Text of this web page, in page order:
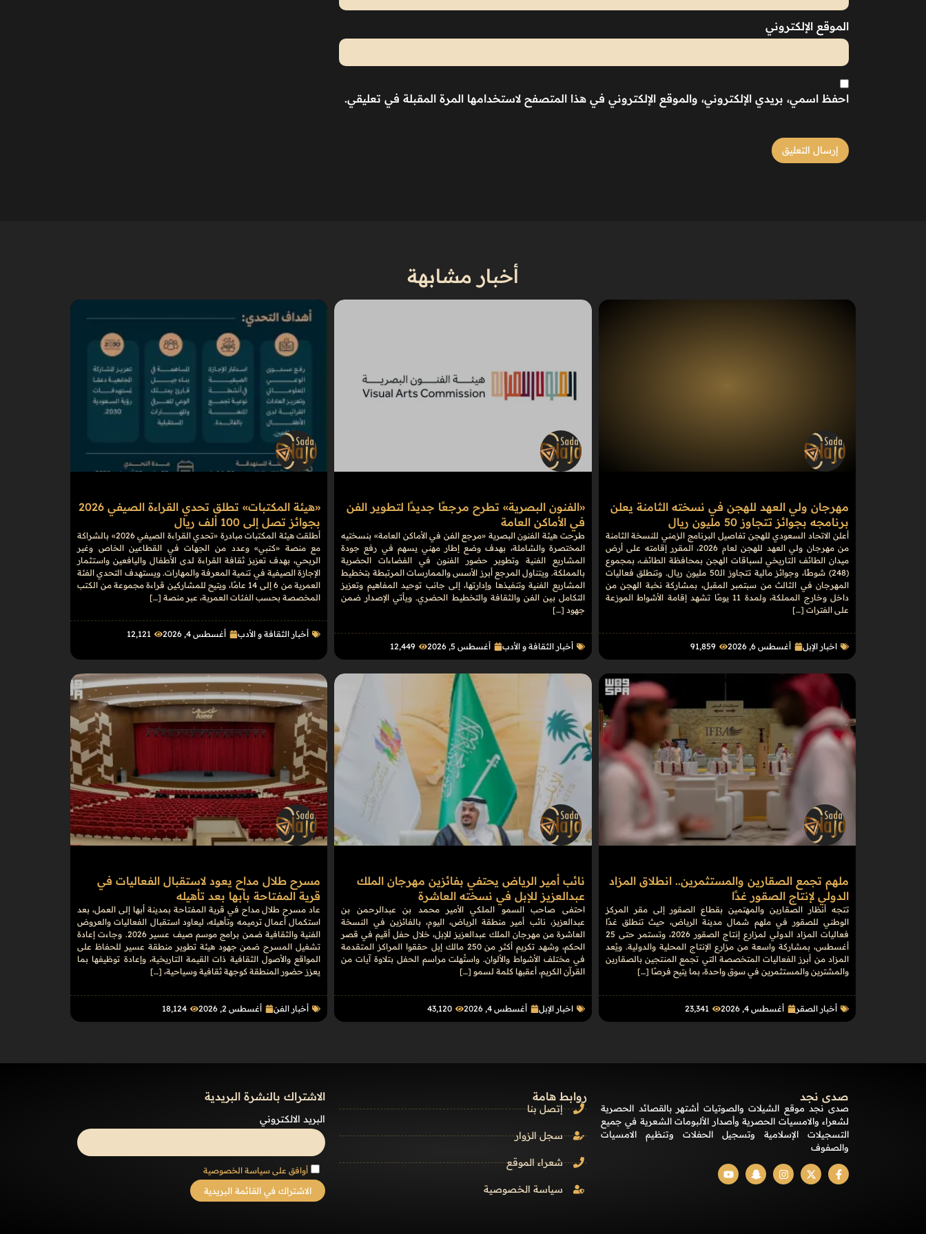
الموقع الإلكتروني
احفظ اسمي، بريدي الإلكتروني، والموقع الإلكتروني في هذا المتصفح لاستخدامها المرة المقبلة في تعليقي.
أخبار مشابهة
مهرجان ولي العهد للهجن في نسخته الثامنة يعلن
برنامجه بجوائز تتجاوز 50 مليون ريال
أعلن الاتحاد السعودي للهجن تفاصيل البرنامج الزمني للنسخة الثامنة
من مهرجان ولي العهد للهجن لعام 2026، المقرر إقامته على أرض
ميدان الطائف التاريخي لسباقات الهجن بمحافظة الطائف، بمجموع
(248) شوطًا، وجوائز مالية تتجاوز الـ50 مليون ريال. وتنطلق فعاليات
المهرجان في الثالث من سبتمبر المقبل، بمشاركة نخبة الهجن من
داخل وخارج المملكة، ولمدة 11 يومًا تشهد إقامة الأشواط الموزعة
على الفترات […]
اخبار الإبل أغسطس 6, 2026 91٬859
«الفنون البصرية» تطرح مرجعًا جديدًا لتطوير الفن
في الأماكن العامة
طرحت هيئة الفنون البصرية «مرجع الفن في الأماكن العامة» بنسختيه
المختصرة والشاملة، بهدف وضع إطار مهني يسهم في رفع جودة
المشاريع الفنية وتطوير حضور الفنون في الفضاءات الحضرية
بالمملكة. ويتناول المرجع أبرز الأسس والممارسات المرتبطة بتخطيط
المشاريع الفنية وتنفيذها وإدارتها، إلى جانب توحيد المفاهيم وتعزيز
التكامل بين الفن والثقافة والتخطيط الحضري. ويأتي الإصدار ضمن
جهود […]
أخبار الثقافة و الأدب أغسطس 5, 2026 12٬449
«هيئة المكتبات» تطلق تحدي القراءة الصيفي 2026
بجوائز تصل إلى 100 ألف ريال
أطلقت هيئة المكتبات مبادرة «تحدي القراءة الصيفي 2026» بالشراكة
مع منصة «كتبي» وعدد من الجهات في القطاعين الخاص وغير
الربحي، بهدف تعزيز ثقافة القراءة لدى الأطفال واليافعين واستثمار
الإجازة الصيفية في تنمية المعرفة والمهارات. ويستهدف التحدي الفئة
العمرية من 6 إلى 14 عامًا، ويتيح للمشاركين قراءة مجموعة من الكتب
المخصصة بحسب الفئات العمرية، عبر منصة […]
أخبار الثقافة و الأدب أغسطس 4, 2026 12٬121
ملهم تجمع الصقارين والمستثمرين.. انطلاق المزاد
الدولي لإنتاج الصقور غدًا
تتجه أنظار الصقارين والمهتمين بقطاع الصقور إلى مقر المركز
الوطني للصقور في ملهم شمال مدينة الرياض، حيث تنطلق غدًا
فعاليات المزاد الدولي لمزارع إنتاج الصقور 2026، وتستمر حتى 25
أغسطس، بمشاركة واسعة من مزارع الإنتاج المحلية والدولية. ويُعد
المزاد من أبرز الفعاليات المتخصصة التي تجمع المنتجين بالصقارين
والمشترين والمستثمرين في سوق واحدة، بما يتيح فرصًا […]
أخبار الصقر أغسطس 4, 2026 23٬341
نائب أمير الرياض يحتفي بفائزين مهرجان الملك
عبدالعزيز للإبل في نسخته العاشرة
احتفى صاحب السمو الملكي الأمير محمد بن عبدالرحمن بن
عبدالعزيز، نائب أمير منطقة الرياض، اليوم، بالفائزين في النسخة
العاشرة من مهرجان الملك عبدالعزيز للإبل، خلال حفل أقيم في قصر
الحكم، وشهد تكريم أكثر من 250 مالك إبل حققوا المراكز المتقدمة
في مختلف الأشواط والألوان. واستُهلت مراسم الحفل بتلاوة آيات من
القرآن الكريم، أعقبها كلمة لسمو […]
اخبار الإبل أغسطس 4, 2026 43٬120
مسرح طلال مداح يعود لاستقبال الفعاليات في
قرية المفتاحة بأبها بعد تأهيله
عاد مسرح طلال مداح في قرية المفتاحة بمدينة أبها إلى العمل، بعد
استكمال أعمال ترميمه وتأهيله، ليعاود استقبال الفعاليات والعروض
الفنية والثقافية ضمن برامج موسم صيف عسير 2026. وجاءت إعادة
تشغيل المسرح ضمن جهود هيئة تطوير منطقة عسير للحفاظ على
المواقع والأصول الثقافية ذات القيمة التاريخية، وإعادة توظيفها بما
يعزز حضور المنطقة كوجهة ثقافية وسياحية، […]
أخبار الفن أغسطس 2, 2026 18٬124
صدى نجد
صدى نجد موقع الشيلات والصوتيات أشتهر بالقصائد الحصرية
لشعراء والامسيات الحصرية وأصدار الألبومات الشعرية في جميع
التسجيلات الإسلامية وتسجيل الحفلات وتنظيم الامسيات
والصفوف
روابط هامة
إتصل بنا
سجل الزوار
شعراء الموقع
سياسة الخصوصية
الاشتراك بالنشرة البريدية
البريد الالكتروني
أوافق على سياسة الخصوصية